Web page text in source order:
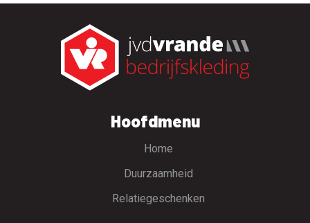
Hoofdmenu
Home
Duurzaamheid
Relatiegeschenken